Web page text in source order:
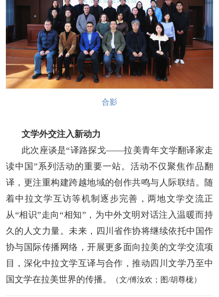
合影
文学外交注入新动力
此次座谈是“译路探戈——拉美青年文学翻译家走
读中国”系列活动的重要一站。活动不仅聚焦作品翻
译，更注重构建跨越地域的创作共鸣与人际联结。随
着中拉文学互访等机制逐步完善，两地文学交流正
从“相识”走向“相知”，为中外文明对话注入温暖而持
久的人文力量。未来，四川省作协将继续依托中国作
协与国际传播网络，开展更多面向拉美的文学交流项
目，深化中拉文学互译与合作，推动四川文学乃至中
国文学在拉美世界的传播。
（文/傅汝欢；图/胡尊栊）